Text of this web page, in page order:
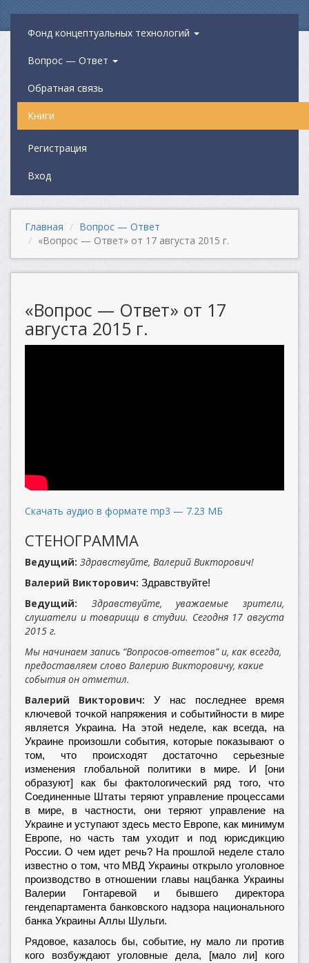
Фонд концептуальных технологий
Вопрос — Ответ
Обратная связь
Книги
Регистрация
Вход
Главная
Вопрос — Ответ
«Вопрос — Ответ» от 17 августа 2015 г.
«Вопрос — Ответ» от 17
августа 2015 г.
Скачать аудио в формате mp3 — 7.23 МБ
СТЕНОГРАММА
Ведущий: Здравствуйте, Валерий Викторович!
Валерий Викторович: Здравствуйте!
Ведущий:
Здравствуйте, уважаемые зрители,
слушатели и товарищи в студии. Сегодня 17 августа
2015 г.
Мы начинаем запись “Вопросов-ответов” и, как всегда,
предоставляем слово Валерию Викторовичу, какие
события он отметил.
Валерий Викторович: У нас последнее время
ключевой точкой напряжения и событийности в мире
является Украина. На этой неделе, как всегда, на
Украине произошли события, которые показывают о
том, что происходят достаточно серьезные
изменения глобальной политики в мире. И [они
образуют] как бы фактологический ряд того, что
Соединенные Штаты теряют управление процессами
в мире, в частности, они теряют управление на
Украине и уступают здесь место Европе, как минимум
Европе, но часть там уходит и под юрисдикцию
России. О чем идет речь? На прошлой неделе стало
известно о том, что МВД Украины открыло уголовное
производство в отношении главы нацбанка Украины
Валерии Гонтаревой и бывшего директора
гендепартамента банковского надзора национального
банка Украины Аллы Шульги.
Рядовое, казалось бы, событие, ну мало ли против
кого возбуждают уголовные дела, [мало ли] кого